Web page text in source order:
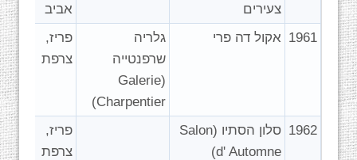
צעירים
אביב
1961 אקול דה פרי
גלריה
שרפנטייה
(Galerie
Charpentier)
פריז,
צרפת
1962
סלון הסתיו (Salon
d' Automne)
פריז,
צרפת